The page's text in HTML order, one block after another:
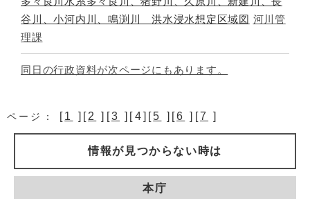
谷川、小河内川、鳴渕川 洪水浸水想定区域図 河川管
理課
同日の行政資料が次ページにもあります。
ページ： [1 ][2 ][3 ][4][5 ][6 ][7 ]
情報が見つからない時は
本庁